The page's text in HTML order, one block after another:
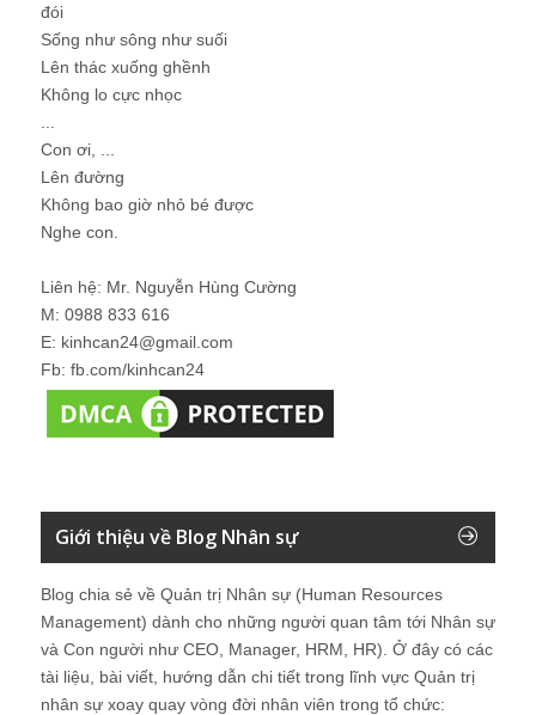
đói
Sống như sông như suối
Lên thác xuống ghềnh
Không lo cực nhọc
Con ơi, ...
Lên đường
Không bao giờ nhỏ bé được
Nghe con.
Liên hệ: Mr. Nguyễn Hùng Cường
M: 0988 833 616
E: kinhcan24@gmail.com
Fb: fb.com/kinhcan24
Giới thiệu về Blog Nhân sự
Blog chia sẻ về Quản trị Nhân sự (Human Resources
Management) dành cho những người quan tâm tới Nhân sự
và Con người như CEO, Manager, HRM, HR). Ở đây có các
tài liệu, bài viết, hướng dẫn chi tiết trong lĩnh vực Quản trị
nhân sự xoay quay vòng đời nhân viên trong tổ chức: